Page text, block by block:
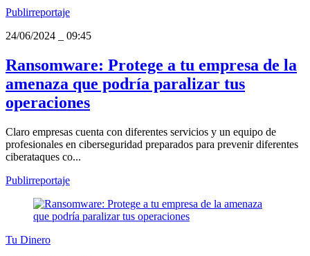
Publirreportaje
24/06/2024
09:45
Ransomware: Protege a tu empresa de la
amenaza que podría paralizar tus
operaciones
Claro empresas cuenta con diferentes servicios y un equipo de
profesionales en ciberseguridad preparados para prevenir diferentes
ciberataques co...
Publirreportaje
Tu Dinero